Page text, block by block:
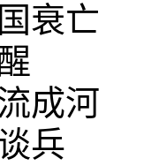
衰亡
成河
兵